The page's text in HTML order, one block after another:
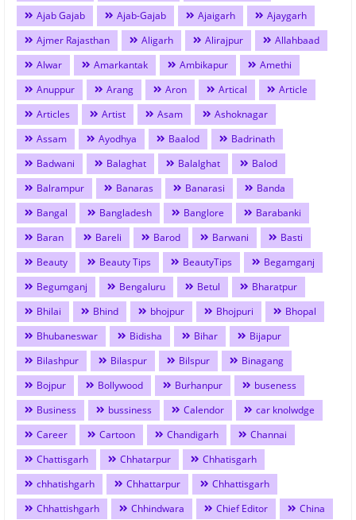
Ajab Gajab Ajab-Gajab Ajaigarh
Ajaygarh
Ajmer Rajasthan
Aligarh Alirajpur
Allahbaad
Alwar
Amarkantak Ambikapur
Amethi
Anuppur
Arang Aron Artical
Article
Articles
Artist Asam
Ashoknagar
Assam
Ayodhya Baalod
Badrinath
Badwani
Balaghat Balalghat
Balod
Balrampur
Banaras Banarasi
Banda
Bangal
Bangladesh Banglore
Barabanki
Baran
Bareli Barod Barwani
Basti
Beauty
Beauty Tips BeautyTips
Begamganj
Begumganj
Bengaluru Betul
Bharatpur
Bhilai
Bhind bhojpur Bhojpuri
Bhopal
Bhubaneswar
Bidisha Bihar
Bijapur
Bilashpur
Bilaspur Bilspur
Binagang
Bojpur
Bollywood Burhanpur
buseness
Business
bussiness Calendor
car knolwdge
Career
Cartoon Chandigarh
Channai
Chattisgarh
Chhatarpur
Chhatisgarh
chhatishgarh
Chhattarpur
Chhattisgarh
Chhattishgarh
Chhindwara Chief Editor
China